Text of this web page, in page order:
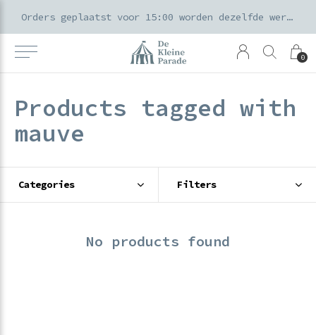
0
Orders geplaatst voor 15:00 worden dezelfde werkdag verzonden
Products tagged with
mauve
Categories Filters
No products found